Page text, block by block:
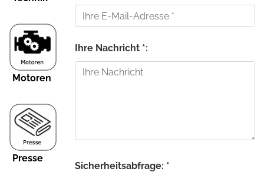
Motoren
Presse
Ihre Nachricht *:
Sicherheitsabfrage: *